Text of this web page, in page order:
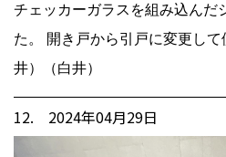
チェッカーガラスを組み込んだ
た。 開き戸から引戸に変更し
井）（白井）
12. 2024年04月29日